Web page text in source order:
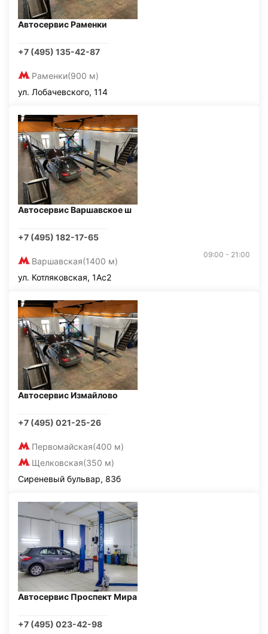
Автосервис Раменки
+7 (495) 135-42-87
Раменки(900 м)
ул. Лобачевского, 114
Автосервис Варшавское ш
+7 (495) 182-17-65
Варшавская(1400 м)
09:00 - 21:00
ул. Котляковская, 1Ас2
Автосервис Измайлово
+7 (495) 021-25-26
Первомайская(400 м)
Щелковская(350 м)
Сиреневый бульвар, 83б
Автосервис Проспект Мира
+7 (495) 023-42-98